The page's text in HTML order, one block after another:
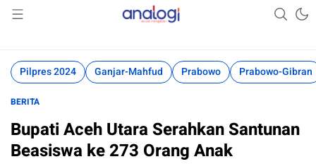
Analogi
Akurat Mengabari
Pilpres 2024 Ganjar-Mahfud Prabowo Prabowo-Gibran
BERITA
Bupati Aceh Utara Serahkan Santunan
Beasiswa ke 273 Orang Anak